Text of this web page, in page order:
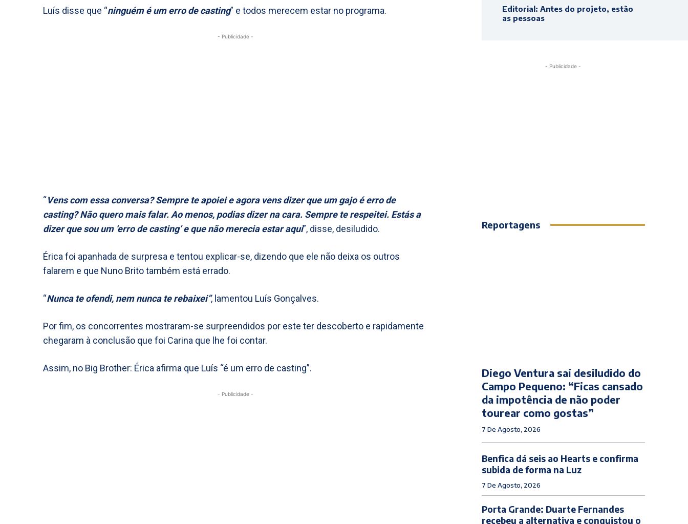
Luís disse que “ninguém é um erro de casting” e todos merecem estar no programa.
- Publicidade -
“Vens com essa conversa? Sempre te apoiei e agora vens dizer que um gajo é erro de
casting? Não quero mais falar. Ao menos, podias dizer na cara. Sempre te respeitei. Estás a
dizer que sou um ‘erro de casting’ e que não merecia estar aqui”, disse, desiludido.
Érica foi apanhada de surpresa e tentou explicar-se, dizendo que ele não deixa os outros
falarem e que Nuno Brito também está errado.
“Nunca te ofendi, nem nunca te rebaixei”, lamentou Luís Gonçalves.
Por fim, os concorrentes mostraram-se surpreendidos por este ter descoberto e rapidamente
chegaram à conclusão que foi Carina que lhe foi contar.
Assim, no Big Brother: Érica afirma que Luís “é um erro de casting”.
- Publicidade -
Editorial: Antes do projeto, estão
as pessoas
- Publicidade -
Reportagens
Diego Ventura sai desiludido do
Campo Pequeno: “Ficas cansado
da impotência de não poder
tourear como gostas”
7 De Agosto, 2026
Benfica dá seis ao Hearts e confirma
subida de forma na Luz
7 De Agosto, 2026
Porta Grande: Duarte Fernandes
recebeu a alternativa e conquistou o